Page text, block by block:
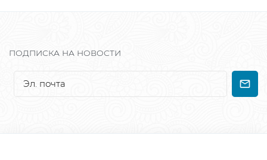
ПОДПИСКА НА НОВОСТИ